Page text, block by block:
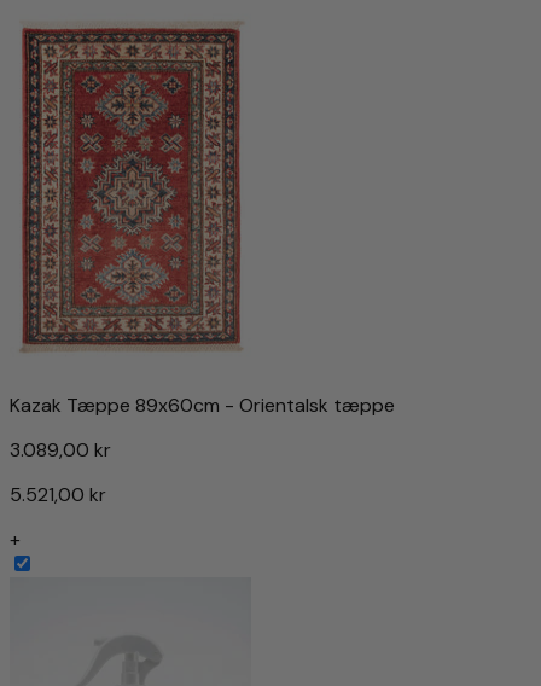
Kazak Tæppe 89x60cm - Orientalsk tæppe
3.089,00 kr
5.521,00 kr
+